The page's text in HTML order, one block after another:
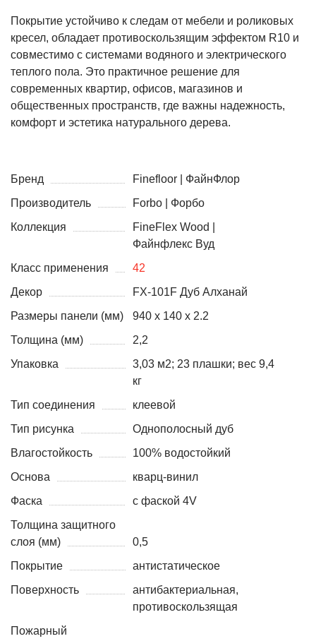
Покрытие устойчиво к следам от мебели и роликовых
кресел, обладает противоскользящим эффектом R10 и
совместимо с системами водяного и электрического
теплого пола. Это практичное решение для
современных квартир, офисов, магазинов и
общественных пространств, где важны надежность,
комфорт и эстетика натурального дерева.
Бренд
Finefloor | ФайнФлор
Производитель
Forbo | Форбо
Коллекция
FineFlex Wood |
Файнфлекс Вуд
Класс применения
42
Декор
FX-101F Дуб Алханай
Размеры панели (мм)
940 x 140 x 2.2
Толщина (мм)
2,2
Упаковка
3,03 м2; 23 плашки; вес 9,4
кг
Тип соединения
клеевой
Тип рисунка
Однополосный дуб
Влагостойкость
100% водостойкий
Основа
кварц-винил
Фаска
с фаской 4V
Толщина защитного
слоя (мм)
0,5
Покрытие
антистатическое
Поверхность
антибактериальная,
противоскользящая
Пожарный